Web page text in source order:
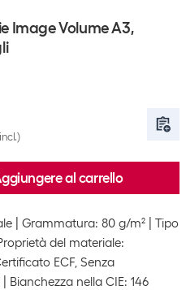
Image Volume A3,
al carrello
Grammatura: 80 g/m²
Tipo
del materiale:
ECF, Senza
Bianchezza nella CIE: 146